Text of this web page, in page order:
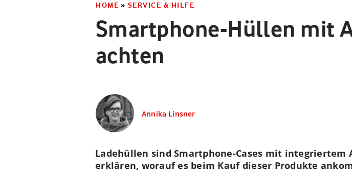
HOME » SERVICE & HILFE
Smartphone-Hüllen mit
achten
Annika Linsner
Ladehüllen sind Smartphone-Cases mit integriertem
erklären, worauf es beim Kauf dieser Produkte